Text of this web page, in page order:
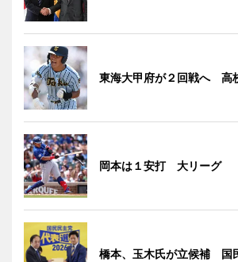
東海大甲府が２回戦へ 高
岡本は１安打 大リーグ
橋本、玉木氏が立候補 国